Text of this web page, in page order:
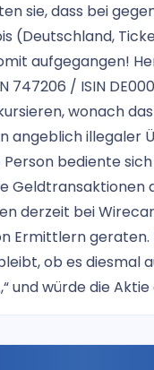
sie, dass bei
(Deutschland,
aufgegangen!
747206 / ISIN
wonach
angeblich illegaler
bediente
derzeit bei
Ermittlern
ob es diesmal
und würde die